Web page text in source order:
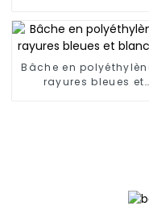
Bâche en
rayures bleues et